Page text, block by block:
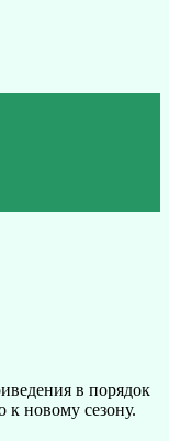
в порядок
к новому сезону.